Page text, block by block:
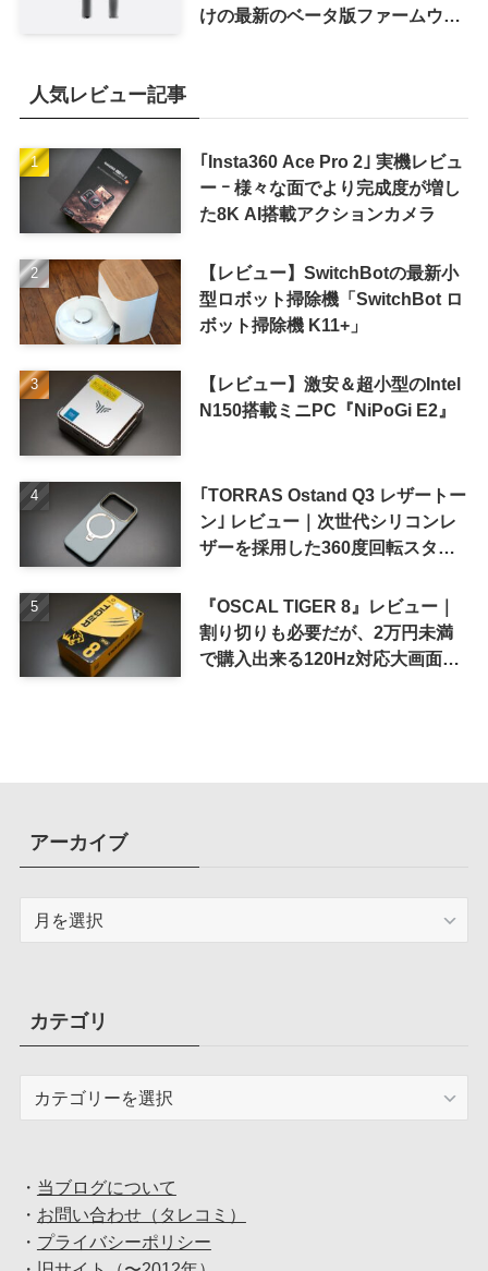
けの最新のベータ版ファームウェ
人気レビュー記事
｢Insta360 Ace Pro 2｣ 実機レビュ
ー ｰ 様々な面でより完成度が増し
た8K AI搭載アクションカメラ
【レビュー】SwitchBotの最新小
型ロボット掃除機「SwitchBot ロ
ボット掃除機 K11+」
【レビュー】激安＆超小型のIntel
N150搭載ミニPC『NiPoGi E2』
｢TORRAS Ostand Q3 レザートー
ン｣ レビュー｜次世代シリコンレ
ザーを採用した360度回転スタン
『OSCAL TIGER 8』レビュー｜
割り切りも必要だが、2万円未満
で購入出来る120Hz対応大画面ス
アーカイブ
ブカテゴリ
・ 当ブログについて
・ お問い合わせ（タレコミ）
・ プライバシーポリシー